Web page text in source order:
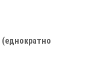
(еднократно